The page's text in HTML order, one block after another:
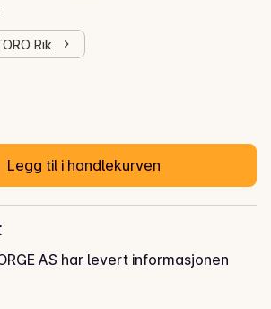
Rik
kr
/kg
Legg til i handlekurven
AS har levert informasjonen